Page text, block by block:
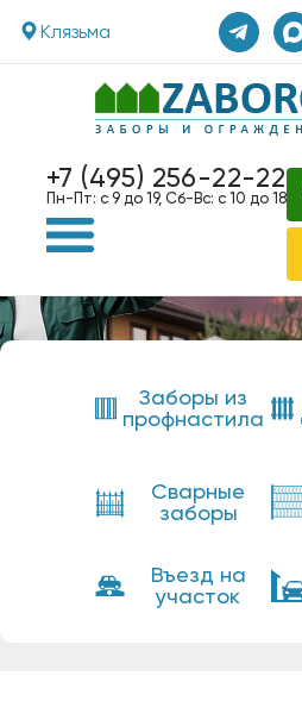
Клязьма
+7 (495) 256-22-22
Пн-Пт: с 9 до 19, Сб-Вс: с 10 до 18
Заборы из
профнастила
Сварные
заборы
Въезд на
участок